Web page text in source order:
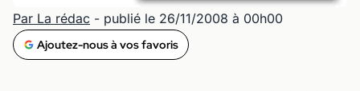
Par La rédac - publié le 26/11/2008 à 00h00
Ajoutez-nous à vos favoris